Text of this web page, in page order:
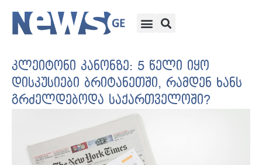
კლეიტონი კანონზე: 5 წელი იყო
დისკუსიები ბრიტანეთში, რამდენ ხანს
გრძელდებოდა საქართველოში?